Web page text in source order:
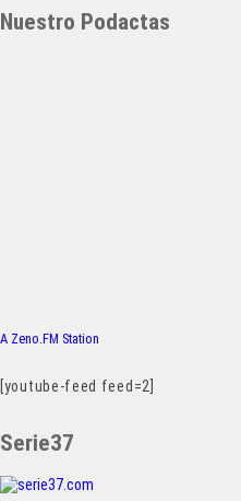
Nuestro Podactas
A Zeno.FM Station
[youtube-feed feed=2]
Serie37